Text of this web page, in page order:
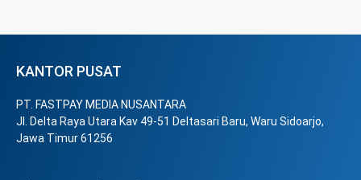
KANTOR PUSAT
PT. FASTPAY MEDIA NUSANTARA
Jl. Delta Raya Utara Kav 49-51 Deltasari Baru, Waru Sidoarjo,
Jawa Timur 61256